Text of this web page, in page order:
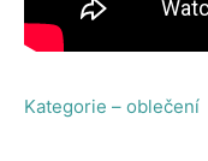
Kategorie – oblečení